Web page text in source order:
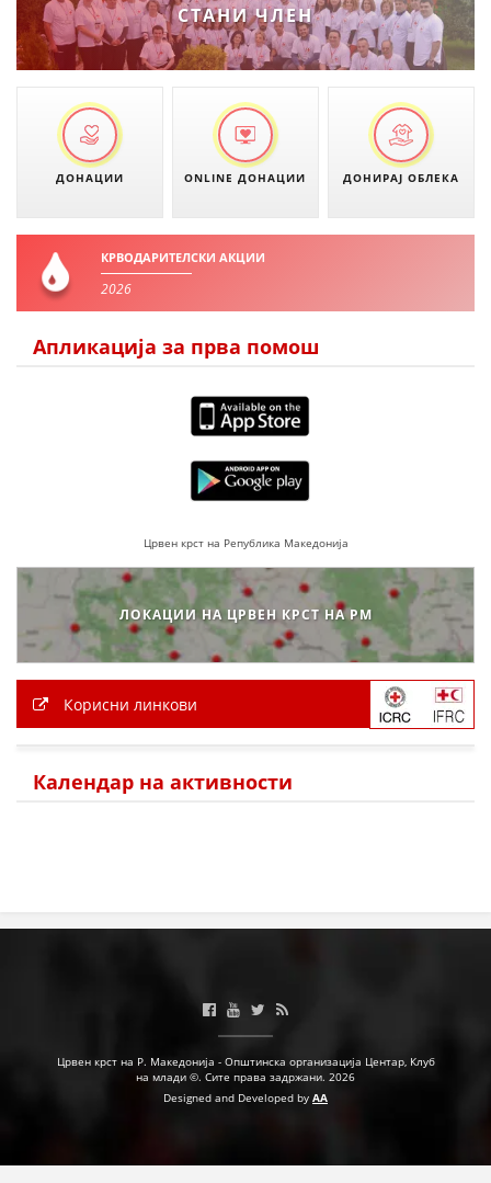
ИНФОРМАЦИИ ЗА БОЛЕСТИ
ЗА НАС
ПРИРАЧНИЦИ
ЕДУКАТИВНО ИНФОРМАТИВНИ МАТЕРИЈАЛИ
БРОШУРИ
ПРЕЗЕНТАЦИИ
СТАНИ ЧЛЕН
ДОНАЦИИ ONLINE ДОНАЦИИ ДОНИРАЈ ОБЛЕКА
КРВОДАРИТЕЛСКИ АКЦИИ
2026
Апликација за прва помош
Црвен крст на Република Македонија
ЛОКАЦИИ НА ЦРВЕН КРСТ НА РМ
Корисни линкови
Календар на активности
Црвен крст на Р. Македонија - Општинска организација Центар, Клуб
на млади ©. Сите права задржани. 2026
Designed and Developed by AA